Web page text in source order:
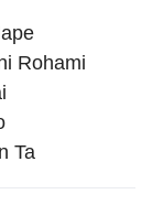
Rohami
Ta